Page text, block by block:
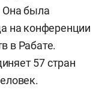
Она была
на конференции
в Рабате.
57 стран